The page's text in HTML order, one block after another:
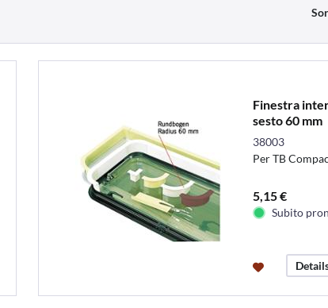
Finestra
sesto 60 mm
38003
Per TB
5,15 €
Subito